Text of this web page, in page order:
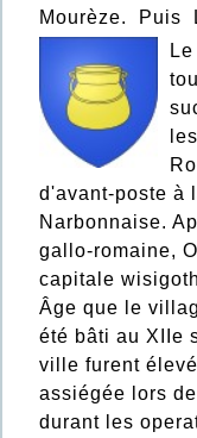
Mourèze. Puis
d'avant-poste à
Narbonnaise.
gallo-romaine,
capitale
Âge que le
été bâti au XIIe
ville furent
assiégée lors
durant les